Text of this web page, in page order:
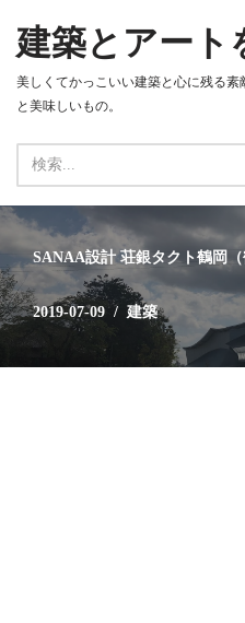
コ
ン
テ
ス
キ
ッ
建築とアート
美しくてかっこいい建築と心に残る
と美味しいもの。
SANAA設計 荘銀タクト鶴岡
2019-07-09 建築